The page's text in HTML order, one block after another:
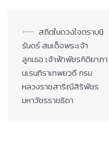
Post
navigation
⟵ สถิตในดวงใจตราบนิ
รันดร์ สมเด็จพระเจ้า
ลูกเธอ เจ้าฟ้าพัชรกิติยาภา
นเรนทิราเทพยวดี กรม
หลวงราชสาริณีสิริพัชร
มหาวัชรราชธิดา